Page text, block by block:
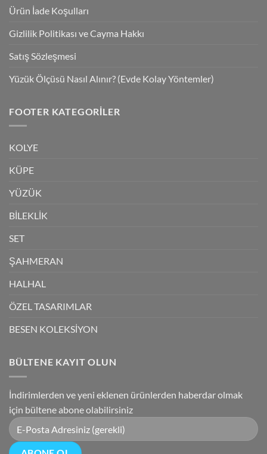
Ürün İade Koşulları
Gizlilik Politikası ve Cayma Hakkı
Satış Sözleşmesi
Yüzük Ölçüsü Nasıl Alınır? (Evde Kolay Yöntemler)
FOOTER KATEGORILER
KOLYE
KÜPE
YÜZÜK
BİLEKLİK
SET
ŞAHMERAN
HALHAL
ÖZEL TASARIMLAR
BESEN KOLEKSİYON
BÜLTENE KAYIT OLUN
İndirimlerden ve yeni eklenen ürünlerden haberdar olmak
için bültene abone olabilirsiniz